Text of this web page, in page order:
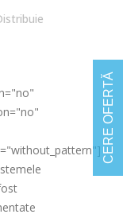
CERE OFERTĂ